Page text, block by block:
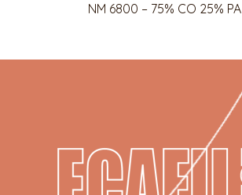
NM 6800 – 75% CO 25% PA